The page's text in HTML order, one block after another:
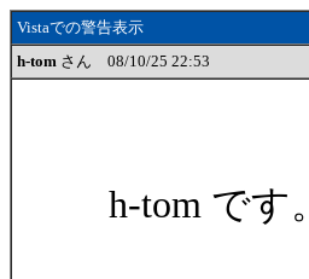
Vistaでの警告表示
h-tom さん 08/10/25 22:53
h-tom です。